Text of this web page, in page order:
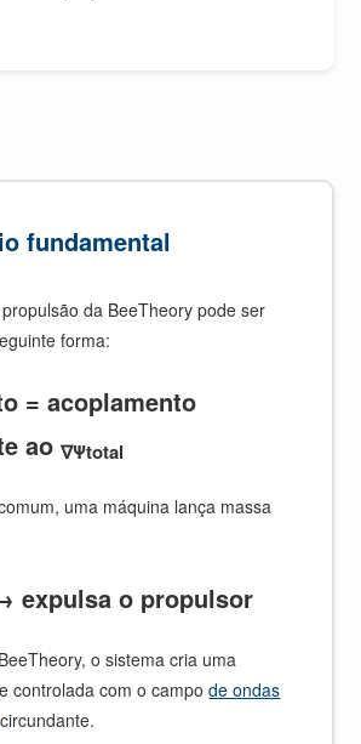
fundamental
da BeeTheory pode ser
forma:
= acoplamento
ao∇Ψtotal
uma máquina lança massa
expulsa o propulsor
o sistema cria uma
controlada com o campode ondas
circundante.